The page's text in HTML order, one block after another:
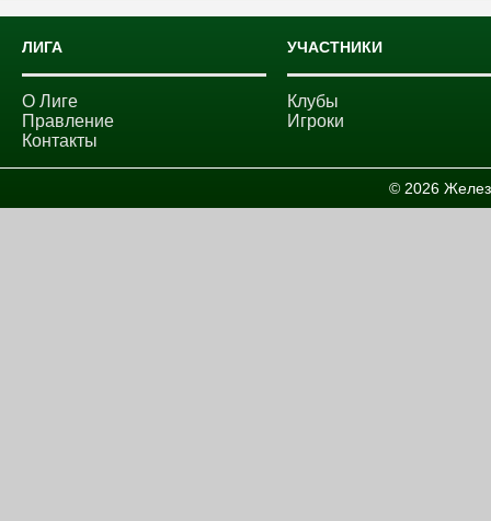
ЛИГА
О Лиге
Правление
Контакты
УЧАСТНИКИ
Клубы
Игроки
© 2026